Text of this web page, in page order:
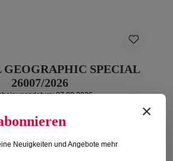
SPECIAL
26007/2026
07.08.2026
Regulärer Preis:
17,50 €
×
Neuigkeiten und Angebote mehr